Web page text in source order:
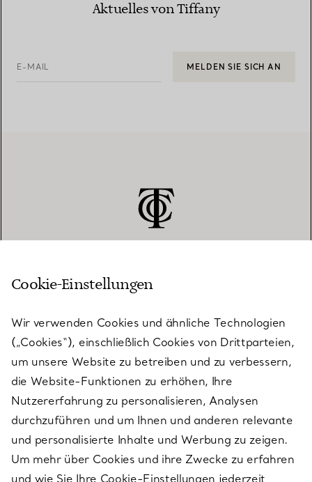
Aktuelles von Tiffany
E-MAIL MELDEN SIE SICH AN
KUNDENSERVICE
SERVICES
ÜBER TIFFANY & CO.
RECHTLICHE HINWEISE
Cookie-Einstellungen
Wir verwenden Cookies und ähnliche Technologien
(„Cookies“), einschließlich Cookies von Drittparteien,
um unsere Website zu betreiben und zu verbessern,
die Website-Funktionen zu erhöhen, Ihre
Nutzererfahrung zu personalisieren, Analysen
durchzuführen und um Ihnen und anderen relevante
und personalisierte Inhalte und Werbung zu zeigen.
Um mehr über Cookies und ihre Zwecke zu erfahren
und wie Sie Ihre Cookie-Einstellungen jederzeit